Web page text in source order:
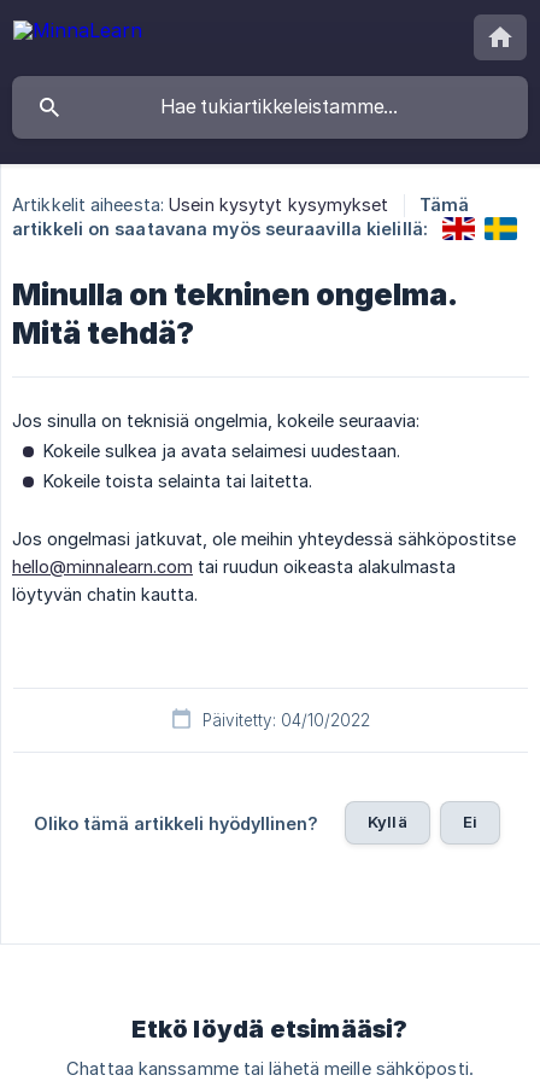
Artikkelit aiheesta: Usein kysytyt kysymykset
Tämä
artikkeli on saatavana myös seuraavilla kielillä:
Minulla on tekninen ongelma.
Mitä tehdä?
Jos sinulla on teknisiä ongelmia, kokeile seuraavia:
Kokeile sulkea ja avata selaimesi uudestaan.
Kokeile toista selainta tai laitetta.
Jos ongelmasi jatkuvat, ole meihin yhteydessä sähköpostitse
hello@minnalearn.com tai ruudun oikeasta alakulmasta
löytyvän chatin kautta.
Päivitetty: 04/10/2022
Oliko tämä artikkeli hyödyllinen? Kyllä Ei
Etkö löydä etsimääsi?
Chattaa kanssamme tai lähetä meille sähköposti.